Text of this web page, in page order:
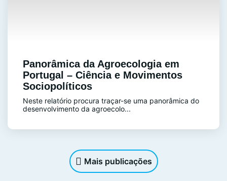
Panorâmica da Agroecologia em
Portugal – Ciência e Movimentos
Sociopolíticos
Neste relatório procura traçar-se uma panorâmica do
desenvolvimento da agroecolo...
Mais publicações